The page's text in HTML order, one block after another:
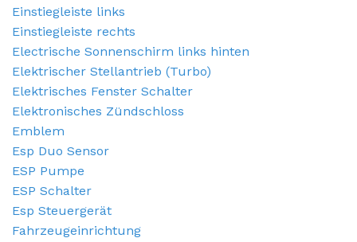
Einstiegleiste links
Einstiegleiste rechts
Electrische Sonnenschirm links hinten
Elektrischer Stellantrieb (Turbo)
Elektrisches Fenster Schalter
Elektronisches Zündschloss
Emblem
Esp Duo Sensor
ESP Pumpe
ESP Schalter
Esp Steuergerät
Fahrzeugeinrichtung